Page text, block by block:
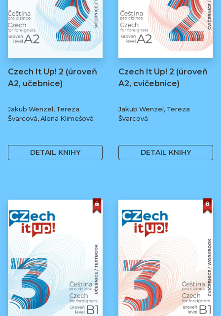
Czech It Up! 2 (úroveň
A2, učebnice)
Jakub Wenzel, Tereza
Švarcová, Alena Klimešová
DETAIL KNIHY
Czech It Up! 2 (úroveň
A2, cvičebnice)
Jakub Wenzel, Tereza
Švarcová
DETAIL KNIHY